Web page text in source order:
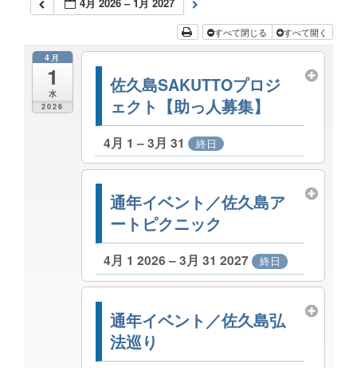
4月 2026 – 1月 2027
すべて閉じる すべて開く
4月
1
水
2026
佐久島SAKUTTOプロジ
ェクト【助っ人募集】
4月 1 – 3月 31 終日
通年イベント／佐久島ア
ートピクニック
4月 1 2026 – 3月 31 2027 終日
通年イベント／佐久島弘
法巡り